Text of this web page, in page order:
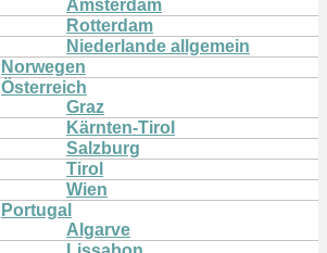
Amsterdam
Rotterdam
Niederlande allgemein
Norwegen
Österreich
Graz
Kärnten-Tirol
Salzburg
Tirol
Wien
Portugal
Algarve